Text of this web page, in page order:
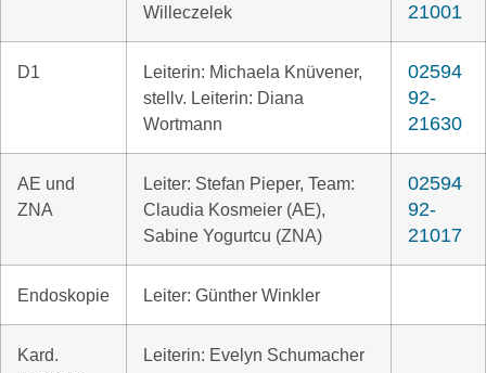
Willeczelek
21001
D1
Leiterin: Michaela Knüvener,
stellv. Leiterin: Diana
Wortmann
02594
92-
21630
AE und
ZNA
Leiter: Stefan Pieper, Team:
Claudia Kosmeier (AE),
Sabine Yogurtcu (ZNA)
02594
92-
21017
Endoskopie Leiter: Günther Winkler
Kard.
Leiterin: Evelyn Schumacher